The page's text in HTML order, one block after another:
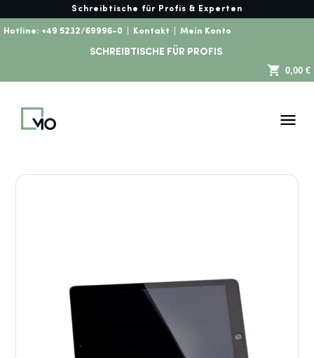
Schreibtische für Profis & Experten
Hotline: +49 5232/69996-0 Kontakt Mein Konto
SCHREIBTISCHE FÜR PROFIS
0,00 €